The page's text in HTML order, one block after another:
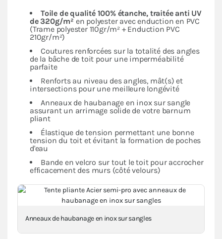
Toile de qualité 100% étanche, traitée anti UV
de 320g/m²en polyester avec enduction en PVC
(Trame polyester 110gr/m² + Enduction PVC
210gr/m²)
Coutures renforcées sur la totalité des angles
de la bâche de toit pour une imperméabilité
parfaite
Renforts au niveau des angles, mât(s) et
intersections pour une meilleure longévité
Anneaux de haubanage en inox sur sangle
assurant un arrimage solide de votre barnum
pliant
Élastique de tension permettant une bonne
tension du toit et évitant la formation de poches
d'eau
Bande en velcro sur tout le toit pour accrocher
efficacement des murs (côté velours)
Anneaux de haubanage en inox sur sangles